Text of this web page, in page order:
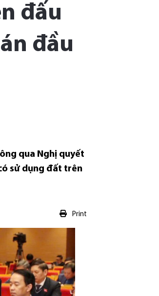
đấu
đầu
qua Nghị quyết
sử dụng đất trên
Print